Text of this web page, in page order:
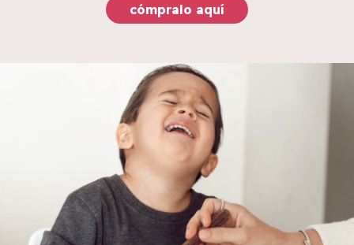
cómpralo aquí